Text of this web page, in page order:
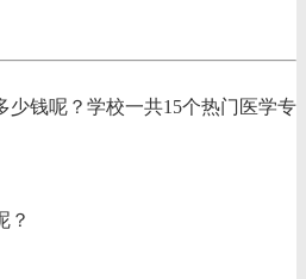
钱呢？学校一共15个热门医学专
？